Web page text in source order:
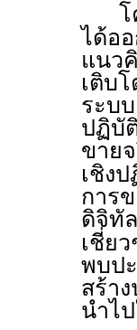
โค
ได้อ
แนว
เติบ
ระบ
ปฏิบั
ขาย
เชิง
การ
ดิจิทั
เชี่ย
พบป
สร้า
นำไ